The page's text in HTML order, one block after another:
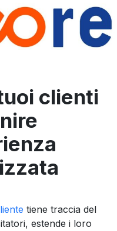
clienti
tiene traccia del
estende i loro